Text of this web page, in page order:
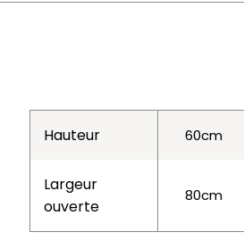
Hauteur 60cm
Largeur
ouverte
80cm